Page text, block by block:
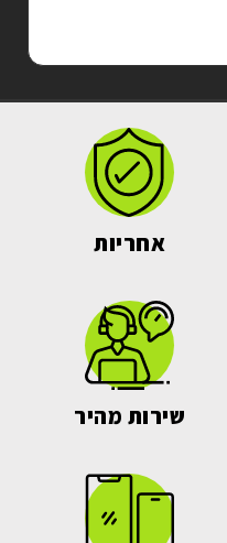
אחריות
שירות מהיר